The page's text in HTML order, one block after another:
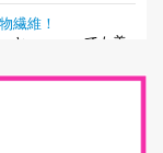
繊維！
と〜〜〜っても美
ばん大事！だと私